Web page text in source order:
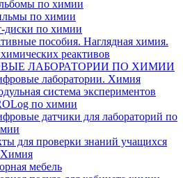
по химии
по химии
диски по химии
пособия. Наглядная химия.
реактивов
ЛАБОРАТОРИИ ПО ХИМИИ
лаборатории. Химия
система экспериментов
по химии
датчики для лабораторий по
для проверки знаний учащихся
мебель